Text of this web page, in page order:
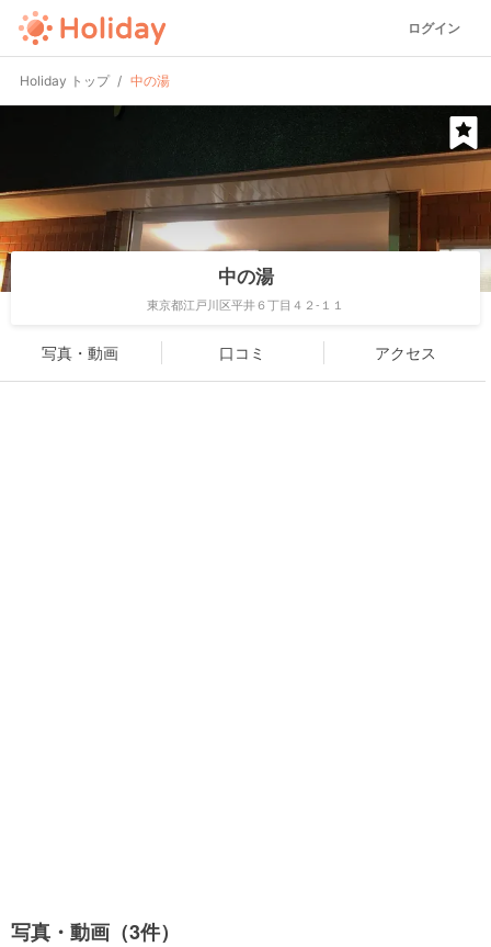
ログイン
Holiday トップ 中の湯
中の湯
東京都江戸川区平井６丁目４２-１１
写真・動画 口コミ アクセス
写真・動画（3件）